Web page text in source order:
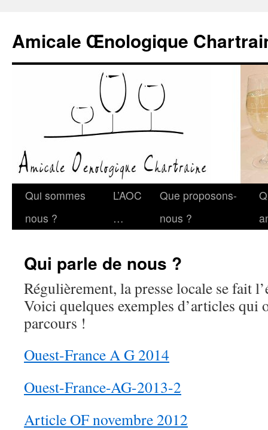
Amicale Œnologique
Qui sommes
nous ?
L’AOC
…
Que proposons-
nous ?
Qui parle de nous ?
Régulièrement, la presse locale se fait
Voici quelques exemples d’articles qui
parcours !
Ouest-France A G 2014
Ouest-France-AG-2013-2
Article OF novembre 2012